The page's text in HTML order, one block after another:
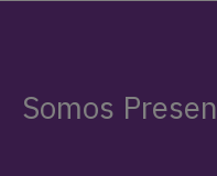
Somos